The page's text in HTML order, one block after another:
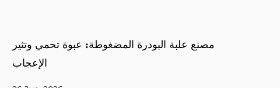
علبة بودرة مضغوطة: عبوة مدمجة تحمي المكياج
الرقيق